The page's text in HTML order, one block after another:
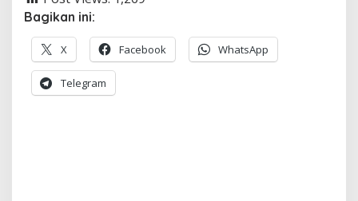
Bagikan ini:
X Facebook WhatsApp
Telegram